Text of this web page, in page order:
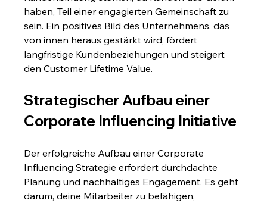
haben, Teil einer engagierten Gemeinschaft zu
sein. Ein positives Bild des Unternehmens, das
von innen heraus gestärkt wird, fördert
langfristige Kundenbeziehungen und steigert
den Customer Lifetime Value.
Strategischer Aufbau einer
Corporate Influencing Initiative
Der erfolgreiche Aufbau einer Corporate
Influencing Strategie erfordert durchdachte
Planung und nachhaltiges Engagement. Es geht
darum, deine Mitarbeiter zu befähigen,